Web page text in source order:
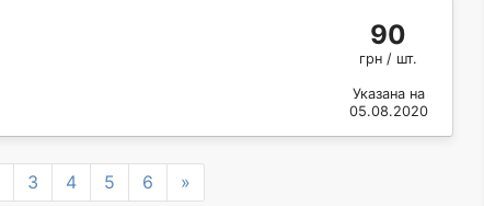
90
грн / шт.
Указана на
05.08.2020
3 4 5 6 »